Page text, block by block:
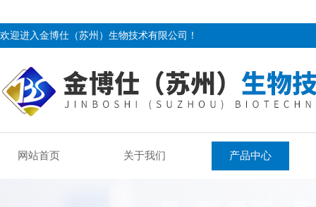
欢迎进入金博仕（苏州）生物技术有限公司！
网站首页 关于我们 产品中心